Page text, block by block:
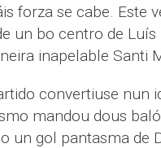
forza se cabe. Este
un bo centro de Luís
inapelable Santi
convertiuse nun
mandou dous
un gol pantasma de